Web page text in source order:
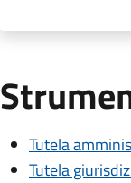
Tutela
Tutela